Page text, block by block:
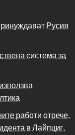
Русия
система за
работи отрече,
в Лайпциг,